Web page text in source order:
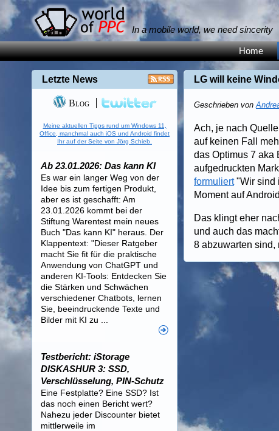
In a mobile world, we need sincerity
Home
LG will keine
Geschrieben von
Ach, je nach
auf keinen Fall
das Optimus 7 aka
aufgedruckten
formuliert"Wir sind
Moment auf
Das klingt eher
und auch das
8 abzuwarten sind,
Letzte News
Blog
Meine aktuellen Tipps rund um Windows 11,
Office, manchmal auch iOS und Android findet
Ihr auf der Seite von Jörg Schieb.
Ab 23.01.2026: Das kann KI
Es war ein langer Weg von der
Idee bis zum fertigen Produkt,
aber es ist geschafft: Am
23.01.2026 kommt bei der
Stiftung Warentest mein neues
Buch "Das kann KI" heraus. Der
Klappentext: "Dieser Ratgeber
macht Sie fit für die praktische
Anwendung von ChatGPT und
anderen KI-Tools: Entdecken Sie
die Stärken und Schwächen
verschiedener Chatbots, lernen
Sie, beeindruckende Texte und
Bilder mit KI zu ...
Testbericht: iStorage
DISKASHUR 3: SSD,
Verschlüsselung, PIN-Schutz
Eine Festplatte? Eine SSD? Ist
das noch einen Bericht wert?
Nahezu jeder Discounter bietet
mittlerweile im